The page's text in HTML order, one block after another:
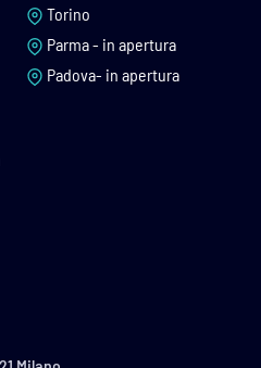
Torino
Parma - in apertura
Padova- in apertura